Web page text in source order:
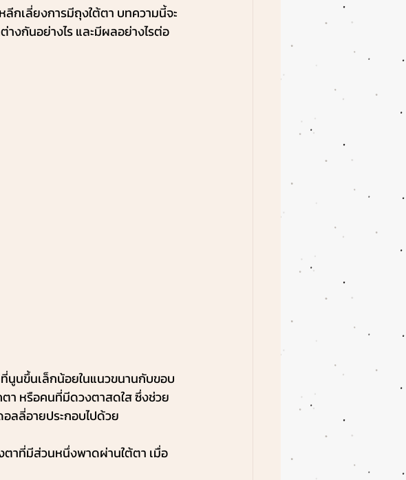
กเลี่ยงการมีถุงใต้ตา บทความนี้จะ
งกันอย่างไร และมีผลอย่างไรต่อ
นูนขึ้นเล็กน้อยในแนวขนานกับขอบ
า หรือคนที่มีดวงตาสดใส ซึ่งช่วย
ลลี่อายประกอบไปด้วย
าที่มีส่วนหนึ่งพาดผ่านใต้ตา เมื่อ